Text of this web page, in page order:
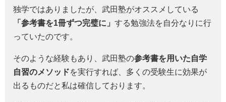
独学ではありましたが、武田塾がオススメしている
「参考書を1冊ずつ完璧に」 する勉強法を自分なりに行
っていたのです。
そのような経験もあり、武田塾の参考書を用いた自学
自習のメソッドを実行すれば、多くの受験生に効果が
出るものだと私は確信しております。